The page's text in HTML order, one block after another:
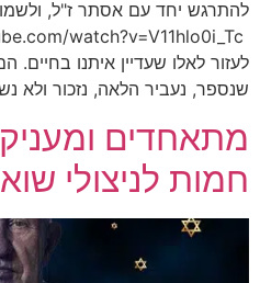
להתרגש יחד עם אסתר ז"ל,
לעזור לאלו שעדיין איתנו בחיים.
שנספר, נעביר הלאה, נזכור ולא
מתאחדים
חמות לניצולי